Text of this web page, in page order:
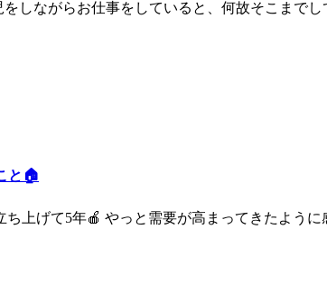
をしながらお仕事をしていると、何故そこまで
と🏠
ち上げて5年🍎 やっと需要が高まってきたよう